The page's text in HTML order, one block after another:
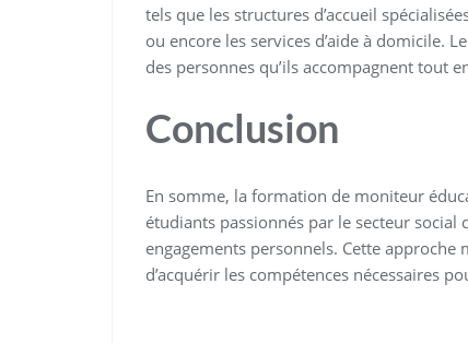
tels que les structures d’accueil
ou encore les services d’aide à domicile.
des personnes qu’ils accompagnent tout
Conclusion
En somme, la formation de moniteur
étudiants passionnés par le secteur
engagements personnels. Cette
d’acquérir les compétences nécessaires